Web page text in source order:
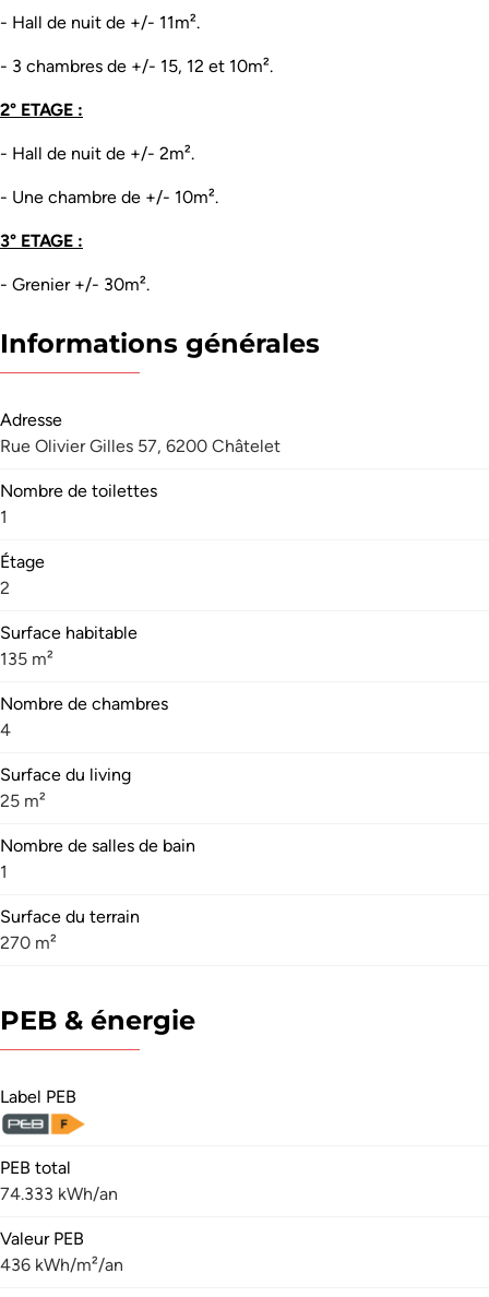
- Hall de nuit de +/- 11m².
- 3 chambres de +/- 15, 12 et 10m².
2° ETAGE :
- Hall de nuit de +/- 2m².
- Une chambre de +/- 10m².
3° ETAGE :
- Grenier +/- 30m².
Informations générales
Adresse
Rue Olivier Gilles 57, 6200 Châtelet
Nombre de toilettes
1
Étage
2
Surface habitable
135 m²
Nombre de chambres
4
Surface du living
25 m²
Nombre de salles de bain
1
Surface du terrain
270 m²
PEB & énergie
Label PEB
PEB total
74.333 kWh/an
Valeur PEB
436 kWh/m²/an